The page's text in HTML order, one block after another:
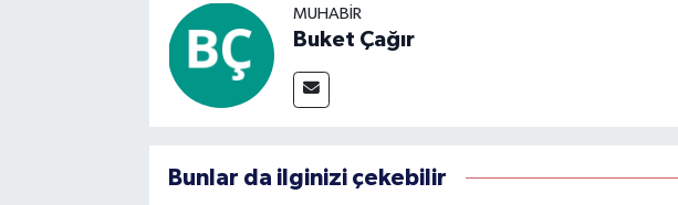
MUHABIR
Buket Çağır
Bunlar da ilginizi çekebilir